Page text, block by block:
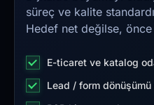
süreç ve kalite
Hedef net değilse,
E-ticaret ve katalog
Lead / form